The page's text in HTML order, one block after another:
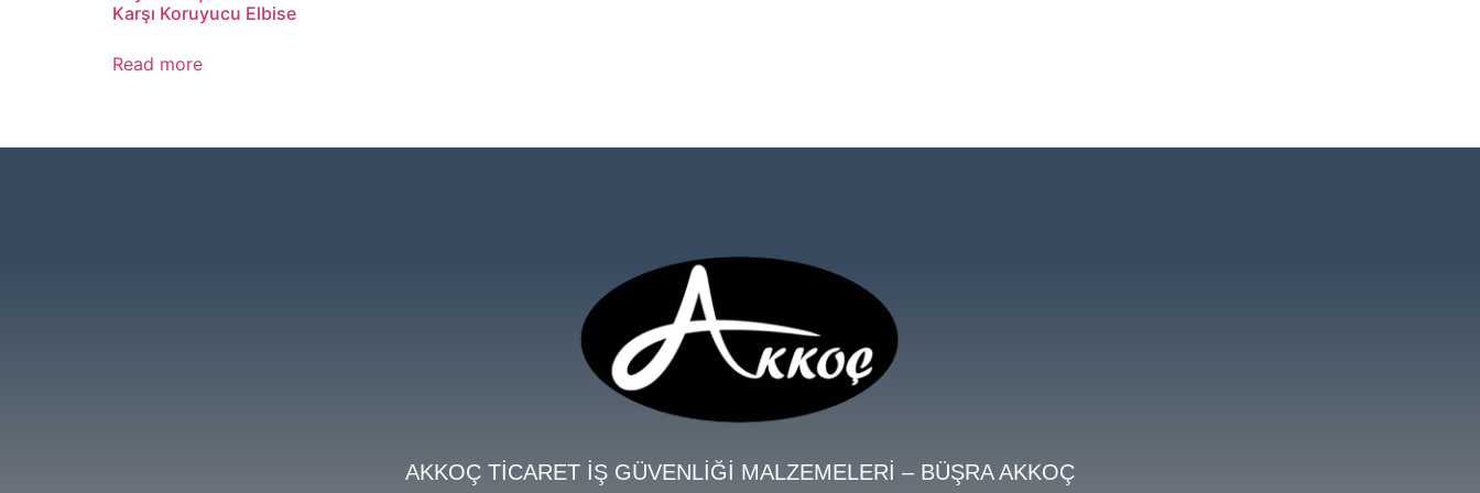
Karşı Koruyucu Elbise
Read more
AKKOÇ TİCARET İŞ GÜVENLİĞİ MALZEMELERİ – BÜŞRA AKKOÇ